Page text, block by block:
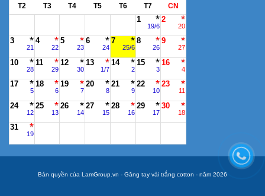
T2 T3 T4 T5 T6 T7 CN
1
19/6
2
20
3
21
4
22
5
23
6
24
7
25/6
8
26
9
27
10
28
11
29
12
30
13
1/7
14
2
15
3
16
4
17
5
18
6
19
7
20
8
21
9
22
10
23
11
24
12
25
13
26
14
27
15
28
16
29
17
30
18
31
19
Bản quyền của LamGroup.vn - Găng tay vải trắng cotton - năm 2026